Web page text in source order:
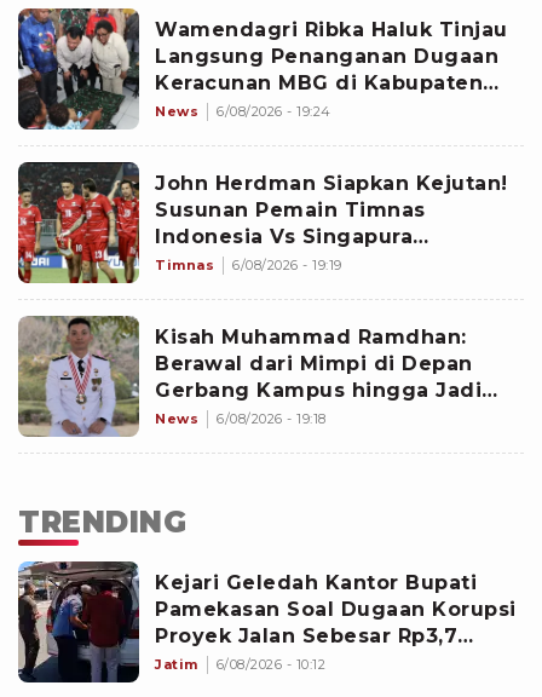
Wamendagri Ribka Haluk Tinjau
Langsung Penanganan Dugaan
Keracunan MBG di Kabupaten
Jayapura
News 6/08/2026 - 19:24
John Herdman Siapkan Kejutan!
Susunan Pemain Timnas
Indonesia Vs Singapura
Diprediksi Berubah Total Demi
Timnas 6/08/2026 - 19:19
Kisah Muhammad Ramdhan:
Berawal dari Mimpi di Depan
Gerbang Kampus hingga Jadi
Lulusan Terbaik IPDN
News 6/08/2026 - 19:18
TRENDING
Kejari Geledah Kantor Bupati
Pamekasan Soal Dugaan Korupsi
Proyek Jalan Sebesar Rp3,7
Milliar
Jatim 6/08/2026 - 10:12